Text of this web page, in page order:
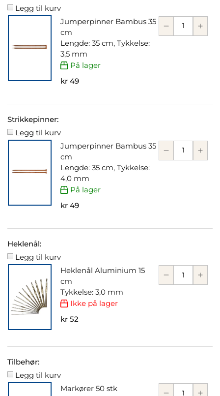
Legg til kurv
Jumperpinner Bambus 35
cm
Lengde: 35 cm, Tykkelse:
3,5 mm
På lager
kr 49
Strikkepinner:
Legg til kurv
Jumperpinner Bambus 35
cm
Lengde: 35 cm, Tykkelse:
4,0 mm
På lager
kr 49
Heklenål:
Legg til kurv
Heklenål Aluminium 15
cm
Tykkelse: 3,0 mm
Ikke på lager
kr 52
Tilbehør:
Legg til kurv
Markører 50 stk